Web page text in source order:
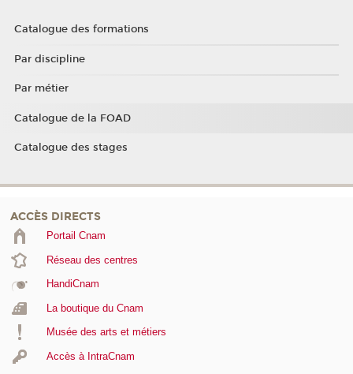
Catalogue des formations
Par discipline
Par métier
Catalogue de la FOAD
Catalogue des stages
ACCÈS DIRECTS
Portail Cnam
Réseau des centres
HandiCnam
La boutique du Cnam
Musée des arts et métiers
Accès à IntraCnam